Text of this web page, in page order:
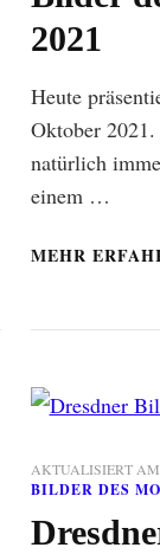
2021
Heute
Oktober
natürlich
einem …
MEHR
AKTUALISIERT AM
BILDER DES